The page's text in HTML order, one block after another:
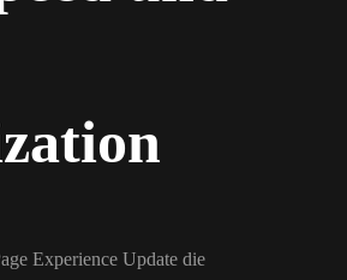
Experience Update die